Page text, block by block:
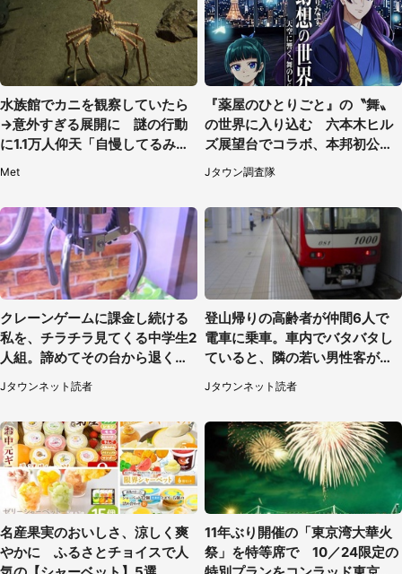
水族館でカニを観察していたら
→意外すぎる展開に 謎の行動
に1.1万人仰天「自慢してるみた
Met
『薬屋のひとりごと』の〝舞〟
の世界に入り込む 六本木ヒル
ズ展望台でコラボ、本邦初公開
の「猫猫像」も【8／1～10／2
6】
Jタウン調査隊
クレーンゲームに課金し続ける
私を、チラチラ見てくる中学生2
人組。諦めてその台から退く
と、後ろから声が（東京都・40
代女性）
Jタウンネット読者
登山帰りの高齢者が仲間6人で
電車に乗車。車内でバタバタし
ていると、隣の若い男性客が
（神奈川県・70代女性）
Jタウンネット読者
名産果実のおいしさ、涼しく爽
やかに ふるさとチョイスで人
11年ぶり開催の「東京湾大華火
祭」を特等席で 10／24限定の